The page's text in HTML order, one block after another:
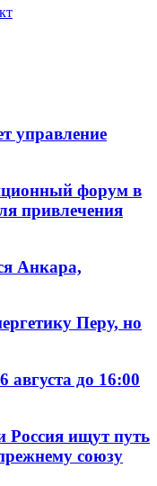
управление
форум в
привлечения
Анкара,
Перу, но
августа до 16:00
Россия ищут путь
союзу